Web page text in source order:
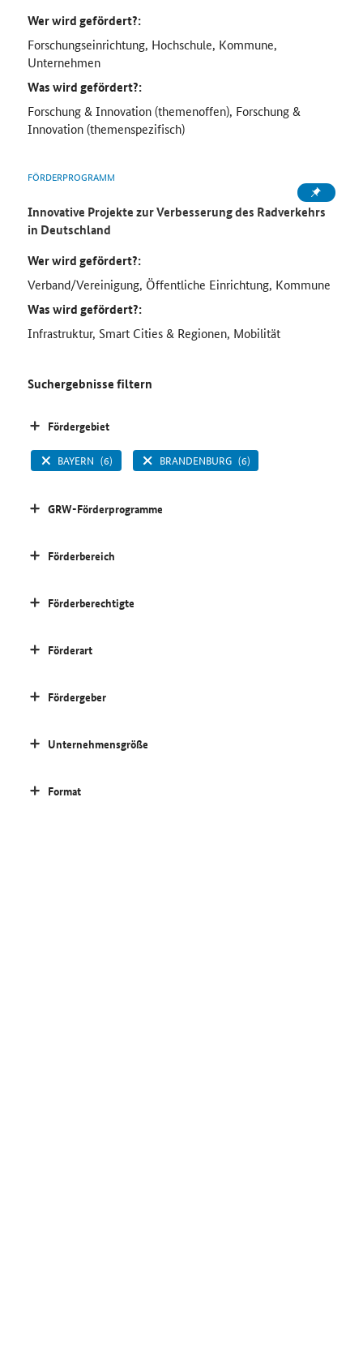
Wer wird gefördert?:
Forschungseinrichtung, Hochschule, Kommune,
Unternehmen
Was wird gefördert?:
Forschung & Innovation (themenoffen), Forschung &
Innovation (themenspezifisch)
FÖRDERPROGRAMM
Innovative Projekte zur Verbesserung des Radverkehrs
in Deutschland
Wer wird gefördert?:
Verband/Vereinigung, Öffentliche Einrichtung, Kommune
Was wird gefördert?:
Infrastruktur, Smart Cities & Regionen, Mobilität
Suchergebnisse filtern
Fördergebiet
BAYERN (6) BRANDENBURG (6)
GRW-Förderprogramme
Förderbereich
Förderberechtigte
Förderart
Fördergeber
Unternehmensgröße
Format